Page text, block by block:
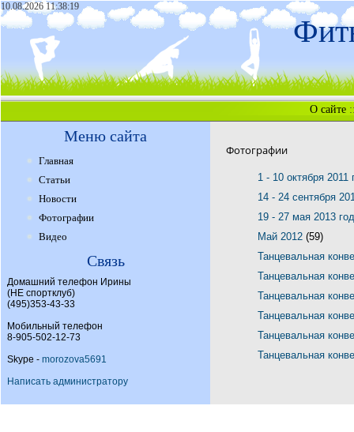
10.08.2026 11:38:19
О сайте
Меню сайта
Главная
Статьи
Новости
Фотографии
Видео
Связь
Домашний телефон Ирины
(НЕ спортклуб)
(495)353-43-33
Мобильный телефон
8-905-502-12-73
Skype - morozova5691
Написать администратору
Фотографии
1 - 10 октября 2011
14 - 24 сентября
19 - 27 мая 2013
Май 2012 (59)
Танцевальная
Танцевальная
Танцевальная
Танцевальная
Танцевальная
Танцевальная